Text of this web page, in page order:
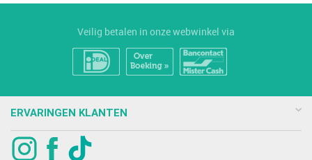
Veilig betalen in onze webwinkel via
ERVARINGEN KLANTEN